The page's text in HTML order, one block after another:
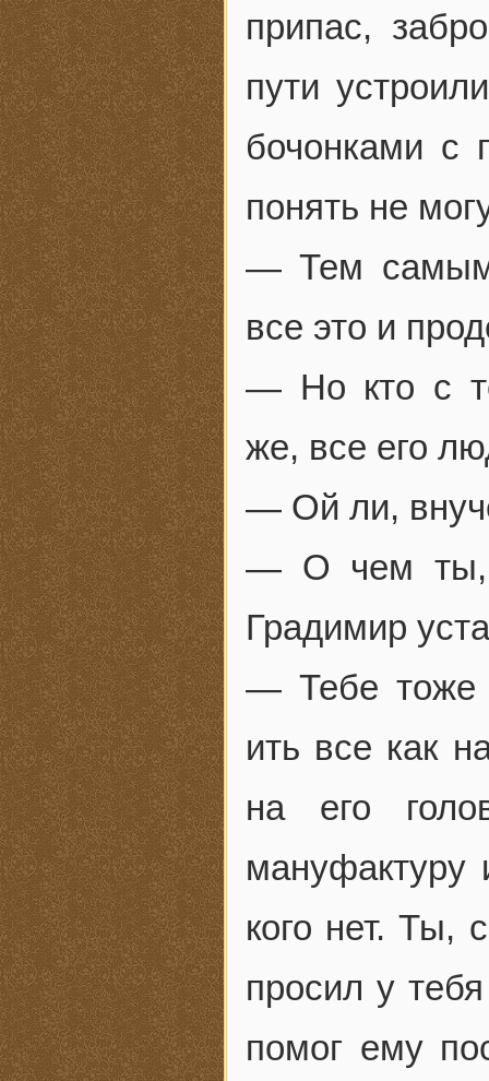
припас,
пути
бочонками с
понять не
— Тем самым
все это и
— Но кто с
же, все его
— Ой ли,
— О чем ты,
Градимир
— Тебе тоже
ить все как
на его
мануфактуру
кого нет. Ты,
просил у
помог ему